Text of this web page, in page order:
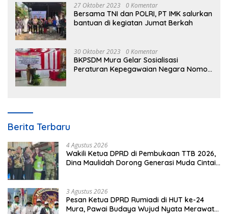
27 Oktober 2023 0 Komentar
Bersama TNI dan POLRI, PT IMK salurkan
bantuan di kegiatan Jumat Berkah
30 Oktober 2023 0 Komentar
BKPSDM Mura Gelar Sosialisasi
Peraturan Kepegawaian Negara Nomor
Berita Terbaru
4 Agustus 2026
Wakili Ketua DPRD di Pembukaan TTB 2026,
Dina Maulidah Dorong Generasi Muda Cintai
3 Agustus 2026
Pesan Ketua DPRD Rumiadi di HUT ke-24
Mura, Pawai Budaya Wujud Nyata Merawat